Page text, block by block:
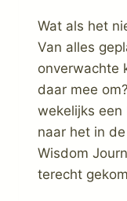
Wat als het
Van alles
onverwachte
daar mee
wekelijks een
naar het in
Wisdom
terecht